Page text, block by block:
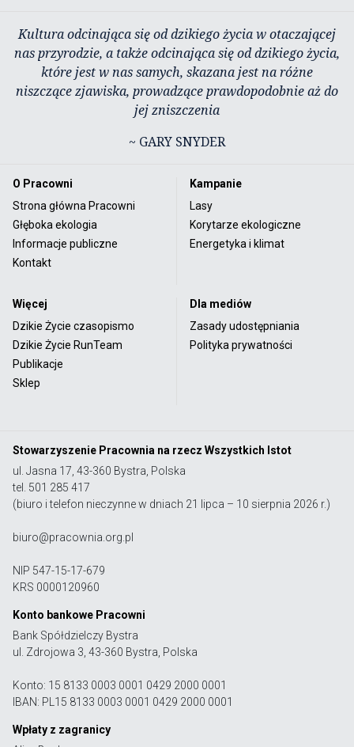
Kultura odcinająca się od dzikiego życia w otaczającej
nas przyrodzie, a także odcinająca się od dzikiego życia,
które jest w nas samych, skazana jest na różne
niszczące zjawiska, prowadzące prawdopodobnie aż do
jej zniszczenia
~ GARY SNYDER
O Pracowni
Strona główna Pracowni
Głęboka ekologia
Informacje publiczne
Kontakt
Kampanie
Lasy
Korytarze ekologiczne
Energetyka i klimat
Więcej
Dzikie Życie czasopismo
Dzikie Życie RunTeam
Publikacje
Sklep
Dla mediów
Zasady udostępniania
Polityka prywatności
Stowarzyszenie Pracownia na rzecz Wszystkich Istot
ul. Jasna 17, 43-360 Bystra, Polska
tel. 501 285 417
(biuro i telefon nieczynne w dniach 21 lipca – 10 sierpnia 2026 r.)
biuro@pracownia.org.pl
NIP 547-15-17-679
KRS 0000120960
Konto bankowe Pracowni
Bank Spółdzielczy Bystra
ul. Zdrojowa 3, 43-360 Bystra, Polska
Konto: 15 8133 0003 0001 0429 2000 0001
IBAN: PL15 8133 0003 0001 0429 2000 0001
Wpłaty z zagranicy